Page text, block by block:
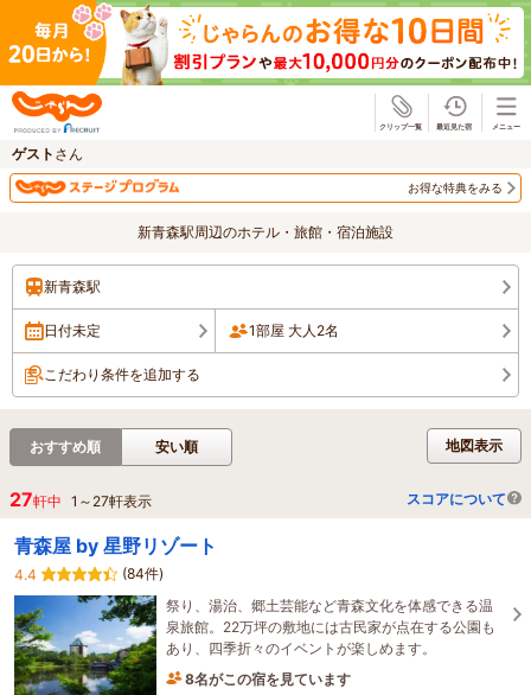
ゲスト さん
お得な特典をみる
新青森駅周辺のホテル・旅館・宿泊施設
新青森駅
日付未定 1部屋 大人2名
こだわり条件を追加する
地図表示
おすすめ順 安い順
27軒中 1 ～ 27軒表示 スコアについて
青森屋 by 星野リゾート
4.4
(84件)
祭り、湯治、郷土芸能など青森文化を体感できる温
泉旅館。22万坪の敷地には古民家が点在する公園も
あり、四季折々のイベントが楽しめます。
8名がこの宿を見ています